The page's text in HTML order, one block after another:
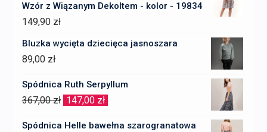
Wzór z Wiązanym Dekoltem - kolor - 19834
149,90 zł
Bluzka wycięta dziecięca jasnoszara
89,00 zł
Spódnica Ruth Serpyllum
367,00zł Pierwotna
147,00 zł
Spódnica Helle bawełna szarogranatowa